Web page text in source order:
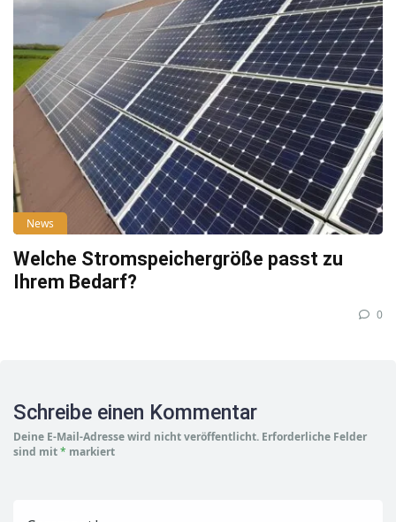
News
Welche Stromspeichergröße passt zu
Ihrem Bedarf?
0
Schreibe einen Kommentar
Deine E-Mail-Adresse wird nicht veröffentlicht. Erforderliche Felder
sind mit* markiert